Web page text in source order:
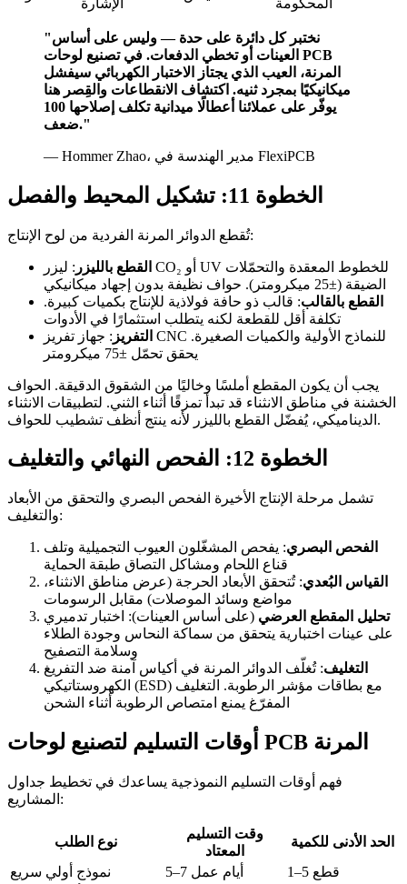
"نختبر كل دائرة على حدة — وليس على أساس
العينات أو تخطي الدفعات. في تصنيع لوحات PCB
المرنة، العيب الذي يجتاز الاختبار الكهربائي سيفشل
ميكانيكيًا بمجرد ثنيه. اكتشاف الانقطاعات والقِصر هنا
يوفّر على عملائنا أعطالًا ميدانية تكلف إصلاحها 100
ضعف."
— Hommer Zhao، مدير الهندسة في FlexiPCB
الخطوة 11: تشكيل المحيط والفصل
تُقطع الدوائر المرنة الفردية من لوح الإنتاج:
القطع بالليزر : ليزر CO₂ أو UV للخطوط المعقدة والتحمّلات
الضيقة (±25 ميكرومتر). حواف نظيفة بدون إجهاد ميكانيكي
القطع بالقالب: قالب ذو حافة فولاذية للإنتاج بكميات كبيرة.
تكلفة أقل للقطعة لكنه يتطلب استثمارًا في الأدوات
التفريز : جهاز تفريز CNC للنماذج الأولية والكميات الصغيرة.
يحقق تحمّل ±75 ميكرومتر
يجب أن يكون المقطع أملسًا وخاليًا من الشقوق الدقيقة. الحواف
الخشنة في مناطق الانثناء قد تبدأ تمزقًا أثناء الثني. لتطبيقات الانثناء
الديناميكي، يُفضّل القطع بالليزر لأنه ينتج أنظف تشطيب للحواف.
الخطوة 12: الفحص النهائي والتغليف
تشمل مرحلة الإنتاج الأخيرة الفحص البصري والتحقق من الأبعاد
والتغليف:
الفحص البصري: يفحص المشغّلون العيوب التجميلية وتلف
قناع اللحام ومشاكل التصاق طبقة الحماية
القياس البُعدي: تُتحقق الأبعاد الحرجة (عرض مناطق الانثناء،
مواضع وسائد الموصلات) مقابل الرسومات
تحليل المقطع العرضي (على أساس العينات): اختبار تدميري
على عينات اختبارية يتحقق من سماكة النحاس وجودة الطلاء
وسلامة التصفيح
التغليف: تُغلّف الدوائر المرنة في أكياس آمنة ضد التفريغ
الكهروستاتيكي (ESD) مع بطاقات مؤشر الرطوبة. التغليف
المفرّغ يمنع امتصاص الرطوبة أثناء الشحن
أوقات التسليم لتصنيع لوحات PCB المرنة
فهم أوقات التسليم النموذجية يساعدك في تخطيط جداول
المشاريع:
نوع الطلب
وقت التسليم
المعتاد
الحد الأدنى للكمية
نموذج أولي سريع
5–7 أيام عمل
1–5 قطع